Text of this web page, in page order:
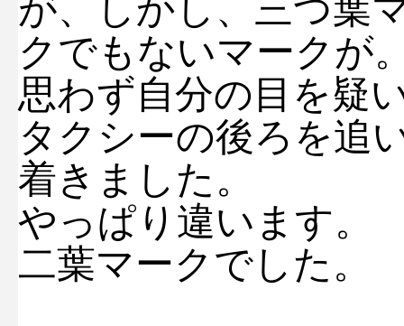
が、しかし、三つ葉
クでもないマークが
思わず自分の目を疑
タクシーの後ろを追
着きました。
やっぱり違います。
二葉マークでした。